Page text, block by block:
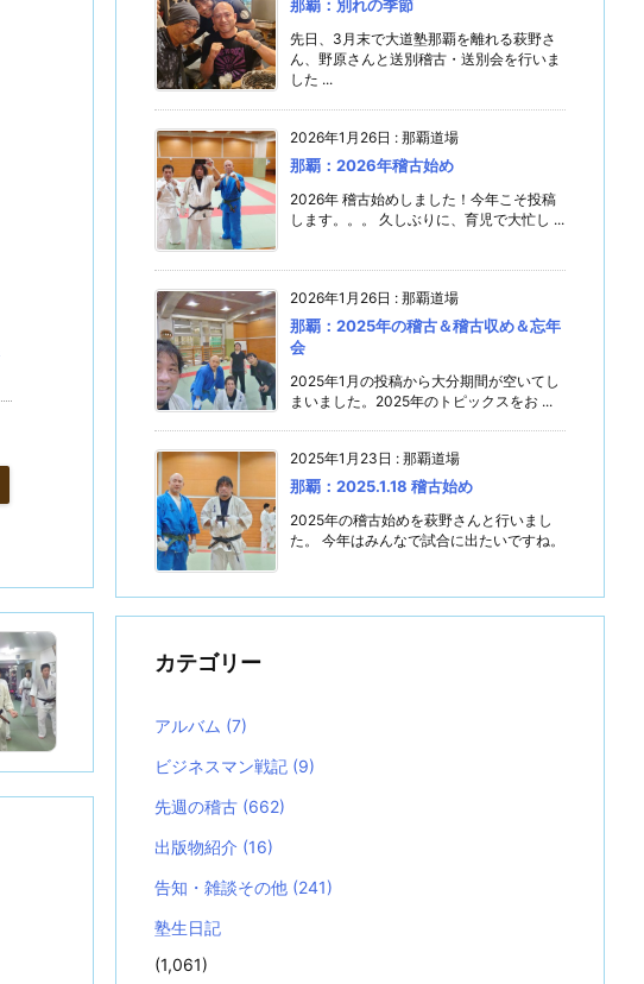
那覇：別れの季節
先日、3月末で大道塾那覇を離れる萩野さ
ん、野原さんと送別稽古・送別会を行いま
した ...
2026年1月26日 : 那覇道場
那覇：2026年稽古始め
2026年 稽古始めしました！今年こそ投稿
します。。。 久しぶりに、育児で大忙し ...
2026年1月26日 : 那覇道場
那覇：2025年の稽古＆稽古収め＆忘年
会
2025年1月の投稿から大分期間が空いてし
まいました。2025年のトピックスをお ...
2025年1月23日 : 那覇道場
那覇：2025.1.18 稽古始め
2025年の稽古始めを萩野さんと行いまし
た。 今年はみんなで試合に出たいですね。
カテゴリー
アルバム (7)
ビジネスマン戦記 (9)
先週の稽古 (662)
出版物紹介 (16)
告知・雑談その他 (241)
塾生日記
(1,061)